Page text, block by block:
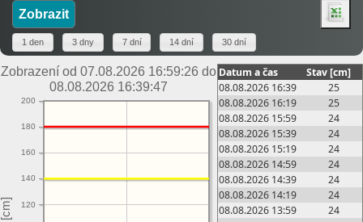
Zobrazení od 07.08.2026 16:59:26 do
08.08.2026 16:39:47
120
140
160
180
200
Datum a čas
Stav [cm]
08.08.2026 16:39
25
08.08.2026 16:19
25
08.08.2026 15:59
24
08.08.2026 15:39
24
08.08.2026 15:19
24
08.08.2026 14:59
24
08.08.2026 14:39
24
08.08.2026 14:19
24
08.08.2026 13:59
24